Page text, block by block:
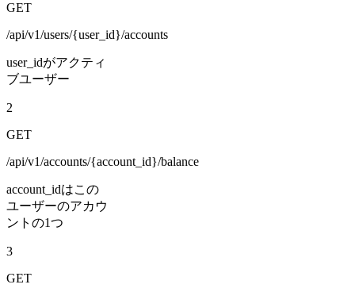
GET
/api/v1/users/{user_id}/accounts
user_idがアクティ
ブユーザー
2
GET
/api/v1/accounts/{account_id}/balance
account_idはこの
ユーザーのアカウ
ントの1つ
3
GET